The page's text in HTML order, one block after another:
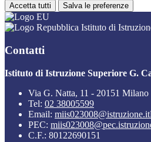
Accetta tutti Salva le preferenze
Istituto di
Contatti
Istituto di Istruzione Superiore G.
Via G. Natta, 11 - 20151 Milano
Tel: 02 38005599
Email: miis023008@istruzione.it
PEC:
C.F.: 80122690151